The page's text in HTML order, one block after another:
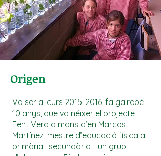
Origen
Va ser al curs 2015-2016, fa gairebé
10 anys, que va néixer el projecte
Fent Verd a mans d’en Marcos
Martínez, mestre d’educació física a
primària i secundària, i un grup